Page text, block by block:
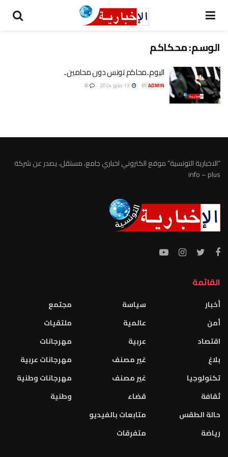
الوسم:محكاكم
اليوم..محاكم تونس دون محامين..
BYADMIN
“الاخبارية التونسية” موقع الكتروني اخباري جامع، مستقل، يصدر عن شركة
info – plus
القائمة
أخبار
أمن
اقتصاد
بلاغ
تكنولوجيا
ثقافة
حالة الطقس
رياضة
سياسة
عالمية
عربية
غير مصنف
غير مصنف
قضاء
متابعات بالفيديو
متفرقات
مجتمع
ملتقيات
مهرجانات
مهرجانات عربية
مهرجانات وطنية
وطنية